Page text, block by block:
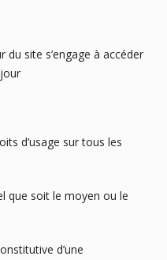
site s’engage à accéder
d’usage sur tous les
que soit le moyen ou le
d’une